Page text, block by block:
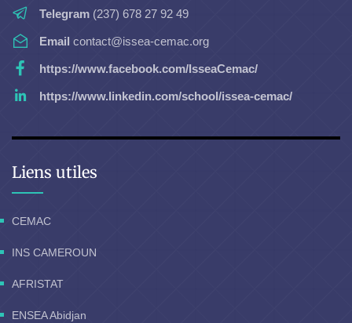
Telegram (237) 678 27 92 49
Email contact@issea-cemac.org
https://www.facebook.com/IsseaCemac/
https://www.linkedin.com/school/issea-cemac/
Liens utiles
CEMAC
INS CAMEROUN
AFRISTAT
ENSEA Abidjan